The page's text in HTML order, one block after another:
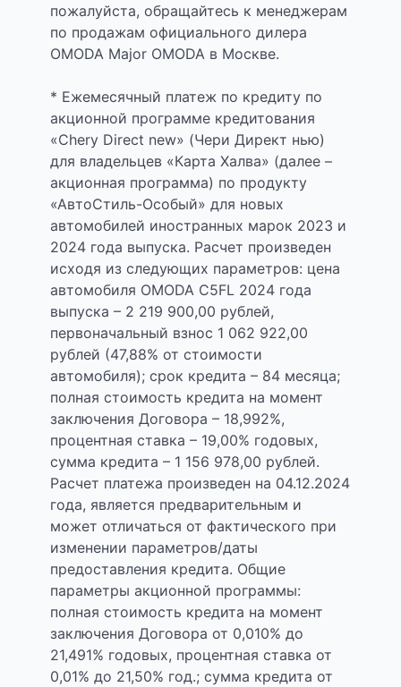
пожалуйста, обращайтесь к менеджерам
по продажам официального дилера
OMODA Major OMODA в Москве.
* Ежемесячный платеж по кредиту по
акционной программе кредитования
«Chery Direct new» (Чери Директ нью)
для владельцев «Карта Халва» (далее –
акционная программа) по продукту
«АвтоСтиль-Особый» для новых
автомобилей иностранных марок 2023 и
2024 года выпуска. Расчет произведен
исходя из следующих параметров: цена
автомобиля OMODA C5FL 2024 года
выпуска – 2 219 900,00 рублей,
первоначальный взнос 1 062 922,00
рублей (47,88% от стоимости
автомобиля); срок кредита – 84 месяца;
полная стоимость кредита на момент
заключения Договора – 18,992%,
процентная ставка – 19,00% годовых,
сумма кредита – 1 156 978,00 рублей.
Расчет платежа произведен на 04.12.2024
года, является предварительным и
может отличаться от фактического при
изменении параметров/даты
предоставления кредита. Общие
параметры акционной программы:
полная стоимость кредита на момент
заключения Договора от 0,010% до
21,491% годовых, процентная ставка от
0,01% до 21,50% год.; сумма кредита от